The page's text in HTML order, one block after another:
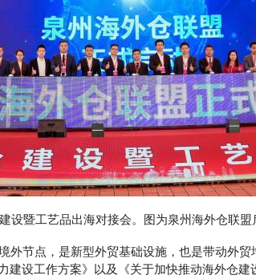
设暨工艺品出海对接会。图为泉州海外仓联
节点，是新型外贸基础设施，也是带动外贸
建设工作方案》以及《关于加快推动海外仓